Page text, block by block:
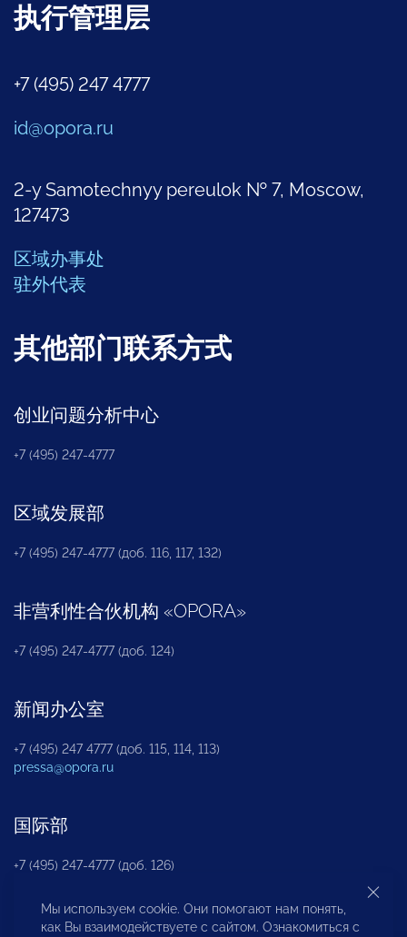
执行管理层
+7 (495) 247 4777
id@opora.ru
2-y Samotechnyy pereulok № 7, Moscow,
127473
区域办事处
驻外代表
其他部门联系方式
创业问题分析中心
+7 (495) 247-4777
区域发展部
+7 (495) 247-4777 (доб. 116, 117, 132)
非营利性合伙机构 «OPORA»
+7 (495) 247-4777 (доб. 124)
新闻办公室
+7 (495) 247 4777 (доб. 115, 114, 113)
pressa@opora.ru
国际部
+7 (495) 247-4777 (доб. 126)
商投权益保护部
Мы используем cookie. Они помогают нам понять,
как Вы взаимодействуете с сайтом. Ознакомиться с